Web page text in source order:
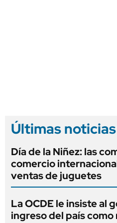
Últimas noticias
Día de la Niñez: las
comercio
ventas de juguetes
La OCDE le insiste al
ingreso del país